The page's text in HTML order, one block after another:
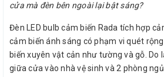
cửa mà đèn bên ngoài lại bật sáng?
Đèn LED bulb cảm biến Rada tích hợp
cảm biến ánh sáng có phạm vi quét
biến xuyên vật cản như tường và gỗ. Do
giữa cửa vào nhà vệ sinh và 2 phòng